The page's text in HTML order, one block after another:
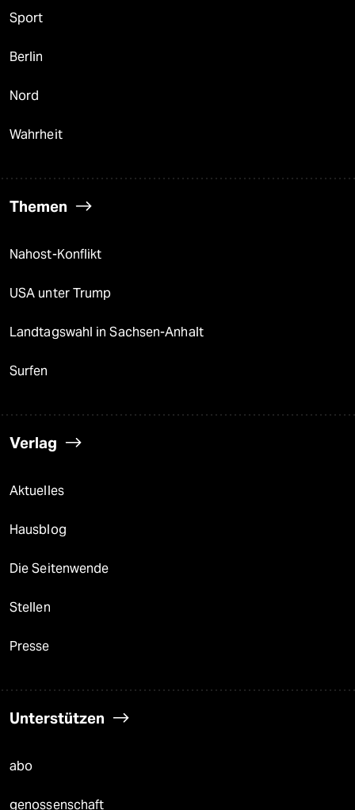
Sport
Berlin
Nord
Wahrheit
Themen
Nahost-Konflikt
USA unter Trump
Landtagswahl in Sachsen-Anhalt
Surfen
Verlag
Aktuelles
Hausblog
Die Seitenwende
Stellen
Presse
Unterstützen
abo
genossenschaft